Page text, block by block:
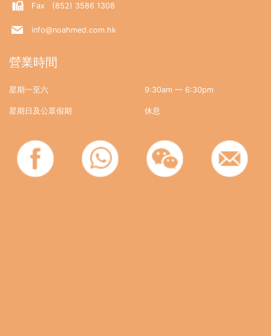
Fax (852) 3586 1308
info@noahmed.com.hk
營業時間
星期一至六 9:30am — 6:30pm
星期日及公眾假期 休息